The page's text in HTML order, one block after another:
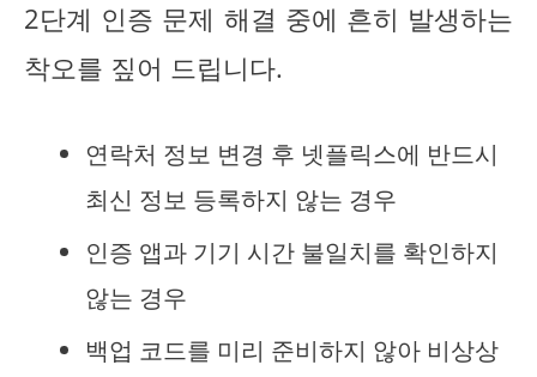
2단계 인증 문제 해결 중에 흔히 발생하는
착오를 짚어 드립니다.
연락처 정보 변경 후 넷플릭스에 반드시
최신 정보 등록하지 않는 경우
인증 앱과 기기 시간 불일치를 확인하지
않는 경우
백업 코드를 미리 준비하지 않아 비상상